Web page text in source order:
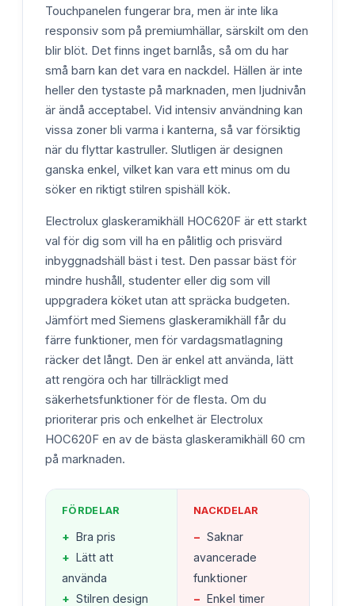
Touchpanelen fungerar bra, men är inte lika
responsiv som på premiumhällar, särskilt om den
blir blöt. Det finns inget barnlås, så om du har
små barn kan det vara en nackdel. Hällen är inte
heller den tystaste på marknaden, men ljudnivån
är ändå acceptabel. Vid intensiv användning kan
vissa zoner bli varma i kanterna, så var försiktig
när du flyttar kastruller. Slutligen är designen
ganska enkel, vilket kan vara ett minus om du
söker en riktigt stilren spishäll kök.
Electrolux glaskeramikhäll HOC620F är ett starkt
val för dig som vill ha en pålitlig och prisvärd
inbyggnadshäll bäst i test. Den passar bäst för
mindre hushåll, studenter eller dig som vill
uppgradera köket utan att spräcka budgeten.
Jämfört med Siemens glaskeramikhäll får du
färre funktioner, men för vardagsmatlagning
räcker det långt. Den är enkel att använda, lätt
att rengöra och har tillräckligt med
säkerhetsfunktioner för de flesta. Om du
prioriterar pris och enkelhet är Electrolux
HOC620F en av de bästa glaskeramikhäll 60 cm
på marknaden.
FÖRDELAR
+ Bra pris
+ Lätt att
använda
+ Stilren design
NACKDELAR
− Saknar
avancerade
funktioner
− Enkel timer